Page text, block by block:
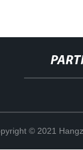
© 2021